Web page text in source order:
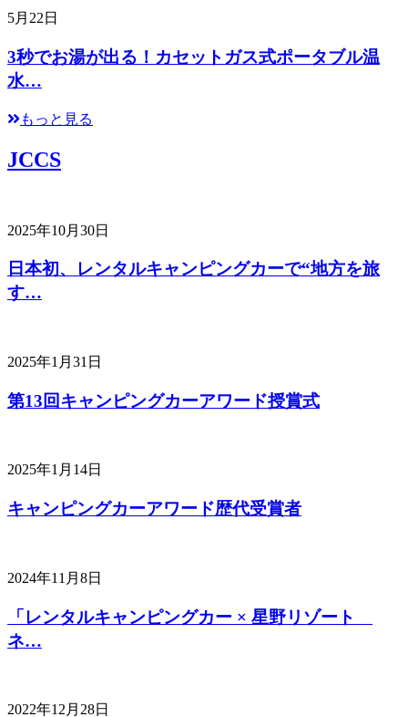
5月22日
3秒でお湯が出る！カセットガス式ポータブル温
水…
もっと見る
JCCS
2025年10月30日
日本初、レンタルキャンピングカーで“地方を旅
す…
2025年1月31日
第13回キャンピングカーアワード授賞式
2025年1月14日
キャンピングカーアワード歴代受賞者
2024年11月8日
「レンタルキャンピングカー × 星野リゾート
ネ…
2022年12月28日